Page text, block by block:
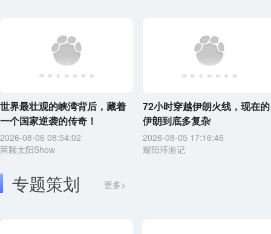
世界最壮观的峡湾背后，藏着
一个国家逆袭的传奇！
2026-08-06 08:54:02
两颗太阳Show
72小时穿越伊朗火线，现在的
伊朗到底多复杂
2026-08-05 17:16:46
耀阳环游记
专题策划 更多>